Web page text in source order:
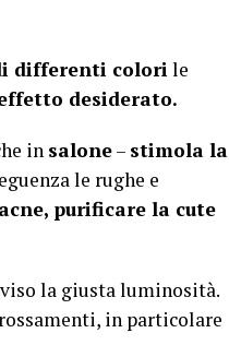
differenti colorile
desiderato.
in salone– stimola la
le rughe e
purificare la cute
la giusta luminosità.
in particolare